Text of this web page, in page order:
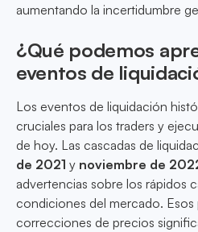
aumentando la incertidumbre
¿Qué podemos
eventos de
Los eventos de liquidación
cruciales para los traders y
de hoy. Las cascadas de
de 2021 y noviembre de
advertencias sobre los rápidos
condiciones del mercado.
correcciones de precios